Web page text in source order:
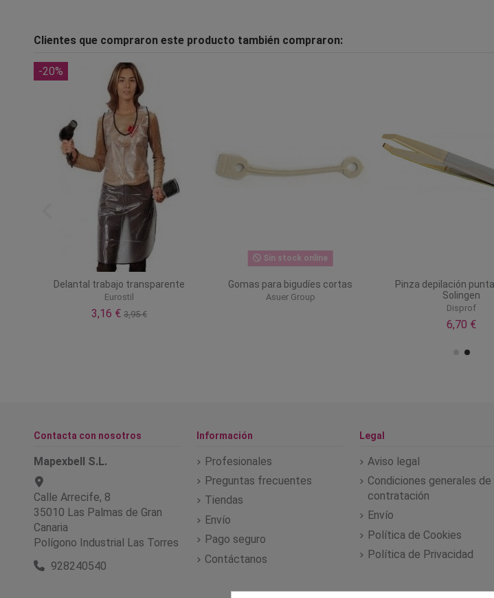
Clientes que compraron este producto también compraron:
-20%
Delantal trabajo transparente
Eurostil
3,16 €3,95 €
Sin stock online
Gomas para bigudíes cortas
Asuer Group
Pinza depilación
Solingen
Disprof
6,70 €
Contacta con nosotros
Mapexbell S.L.
Calle Arrecife, 8
35010 Las Palmas de Gran
Canaria
Polígono Industrial Las Torres
928240540
Información
Profesionales
Preguntas frecuentes
Tiendas
Envío
Pago seguro
Contáctanos
Legal
Aviso legal
Condiciones generales de
contratación
Envío
Política de Cookies
Política de Privacidad